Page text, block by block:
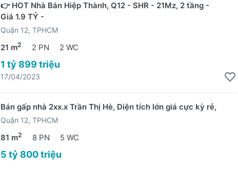
👉 HOT Nhà Bán Hiệp Thành, Q12 - SHR - 21Mz, 2 tầng -
Giá 1.9 TỶ -
Quận 12, TPHCM
21 m2 2 PN 2 WC
1 tỷ 899 triệu
17/04/2023
Bán gấp nhà 2xx.x Trần Thị Hè, Diện tích lớn giá cực kỳ rẻ,
Quận 12, TPHCM
81 m2 8 PN 5 WC
5 tỷ 800 triệu